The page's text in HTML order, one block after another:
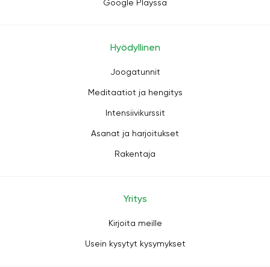
Google Playssa
Hyödyllinen
Joogatunnit
Meditaatiot ja hengitys
Intensiivikurssit
Asanat ja harjoitukset
Rakentaja
Yritys
Kirjoita meille
Usein kysytyt kysymykset